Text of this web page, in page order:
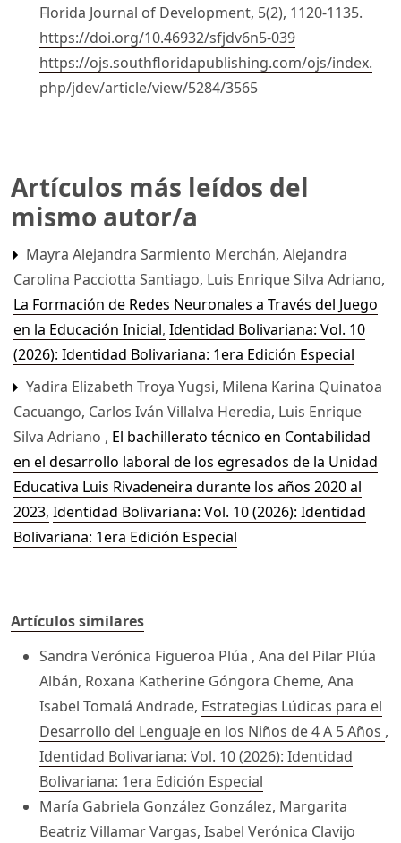
Florida Journal of Development, 5(2), 1120-1135.
https://doi.org/10.46932/sfjdv6n5-039
https://ojs.southfloridapublishing.com/ojs/index.
php/jdev/article/view/5284/3565
Artículos más leídos del
mismo autor/a
Mayra Alejandra Sarmiento Merchán, Alejandra
Carolina Pacciotta Santiago, Luis Enrique Silva Adriano,
La Formación de Redes Neuronales a Través del Juego
en la Educación Inicial, Identidad Bolivariana: Vol. 10
(2026): Identidad Bolivariana: 1era Edición Especial
Yadira Elizabeth Troya Yugsi, Milena Karina Quinatoa
Cacuango, Carlos Iván Villalva Heredia, Luis Enrique
Silva Adriano , El bachillerato técnico en Contabilidad
en el desarrollo laboral de los egresados de la Unidad
Educativa Luis Rivadeneira durante los años 2020 al
2023, Identidad Bolivariana: Vol. 10 (2026): Identidad
Bolivariana: 1era Edición Especial
Artículos similares
Sandra Verónica Figueroa Plúa , Ana del Pilar Plúa
Albán, Roxana Katherine Góngora Cheme, Ana
Isabel Tomalá Andrade, Estrategias Lúdicas para el
Desarrollo del Lenguaje en los Niños de 4 A 5 Años ,
Identidad Bolivariana: Vol. 10 (2026): Identidad
Bolivariana: 1era Edición Especial
María Gabriela González González, Margarita
Beatriz Villamar Vargas, Isabel Verónica Clavijo